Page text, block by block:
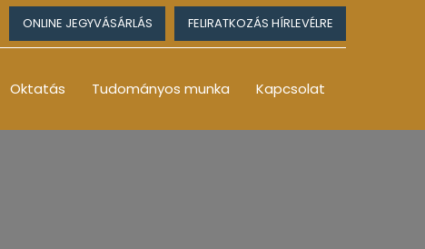
ONLINE JEGYVÁSÁRLÁS FELIRATKOZÁS HÍRLEVÉLRE
Oktatás Tudományos munka Kapcsolat